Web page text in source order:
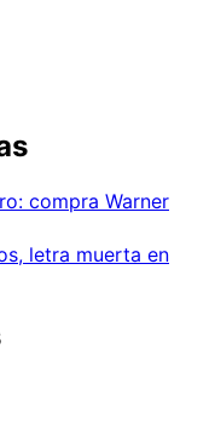
compra Warner
letra muerta en